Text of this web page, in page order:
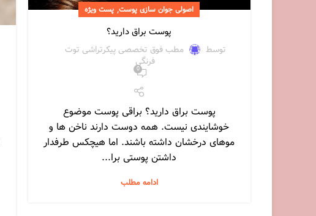
اصولی جوان سازی پوست, پست ویژه
پوست براق دارید؟
توسط مطب فوق تخصصی پیکرتراشی توت
فرنگی
0
پوست براق دارید؟ براقی پوست موضوع
خوشایندی نیست. همه دوست دارند ناخن ها و
موهای درخشان داشته باشند. اما هیچکس طرفدار
داشتن پوستی برا...
ادامه مطلب